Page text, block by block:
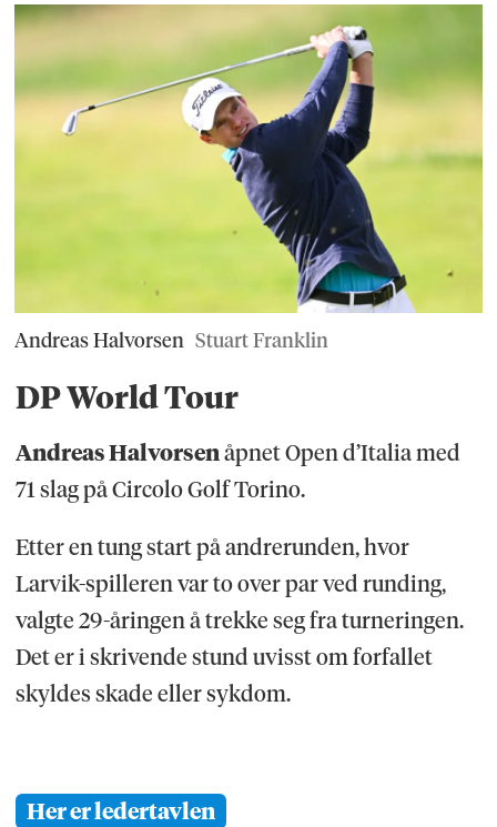
Andreas Halvorsen Stuart Franklin
DP World Tour
Andreas Halvorsen åpnet Open d’Italia med
71 slag på Circolo Golf Torino.
Etter en tung start på andrerunden, hvor
Larvik-spilleren var to over par ved runding,
valgte 29-åringen å trekke seg fra turneringen.
Det er i skrivende stund uvisst om forfallet
skyldes skade eller sykdom.
Her er ledertavlen